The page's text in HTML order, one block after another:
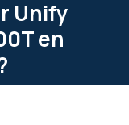
Unify
en